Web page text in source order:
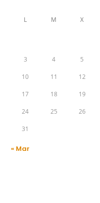
L M X
3 4 5
10 11 12
17 18 19
24 25 26
31
« Mar